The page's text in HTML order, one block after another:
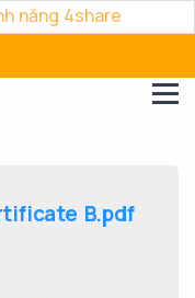
năng 4share
B.pdf